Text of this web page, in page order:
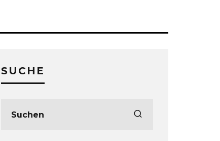
SUCHE